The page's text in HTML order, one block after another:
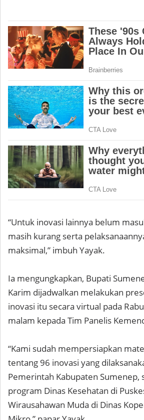
“Untuk inovasi lainnya belum
masih kurang serta
maksimal,” imbuh Yayak.
Ia mengungkapkan, Bupati
Karim dijadwalkan melakukan
inovasi itu secara virtual pada
malam kepada Tim Panelis
“Kami sudah mempersiapkan
tentang 96 inovasi yang
Pemerintah Kabupaten Sumenep,
program Dinas Kesehatan di
Wirausahawan Muda di Dinas